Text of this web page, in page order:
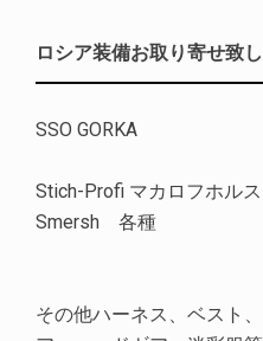
ロシア装備お取り寄せ致
SSO GORKA
Stich-Profi マカロフホル
Smersh 各種
その他ハーネス、ベスト